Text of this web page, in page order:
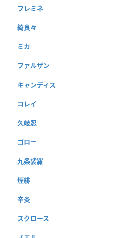
フレミネ
綺良々
ミカ
ファルザン
キャンディス
コレイ
久岐忍
ゴロー
九条裟羅
煙緋
辛炎
スクロース